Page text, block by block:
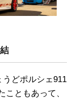
どポルシェ911
こともあって、